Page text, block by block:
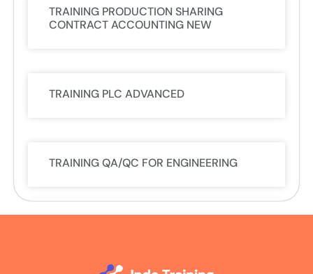
TRAINING PRODUCTION SHARING
CONTRACT ACCOUNTING NEW
TRAINING PLC ADVANCED
TRAINING QA/QC FOR ENGINEERING